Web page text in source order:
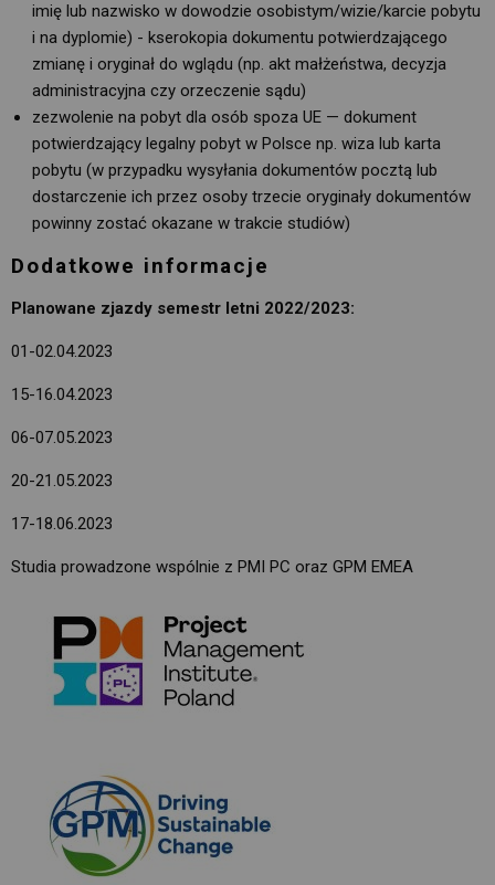
imię lub nazwisko w dowodzie osobistym/wizie/karcie pobytu
i na dyplomie) - kserokopia dokumentu potwierdzającego
zmianę i oryginał do wglądu (np. akt małżeństwa, decyzja
administracyjna czy orzeczenie sądu)
zezwolenie na pobyt dla osób spoza UE — dokument
potwierdzający legalny pobyt w Polsce np. wiza lub karta
pobytu (w przypadku wysyłania dokumentów pocztą lub
dostarczenie ich przez osoby trzecie oryginały dokumentów
powinny zostać okazane w trakcie studiów)
Dodatkowe informacje
Planowane zjazdy semestr letni 2022/2023:
01-02.04.2023
15-16.04.2023
06-07.05.2023
20-21.05.2023
17-18.06.2023
Studia prowadzone wspólnie z PMI PC oraz GPM EMEA